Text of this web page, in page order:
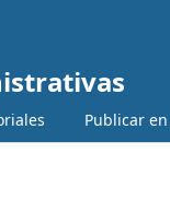
Publicar en